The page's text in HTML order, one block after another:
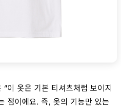
이 옷은 기본 티셔츠처럼 보이지
점이에요. 즉, 옷의 기능만 있는